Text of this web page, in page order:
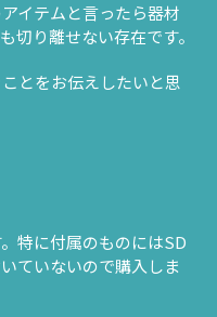
イテムと言ったら器材
切り離せない存在です。
とをお伝えしたいと思
特に付属のものにはSD
ていないので購入しま